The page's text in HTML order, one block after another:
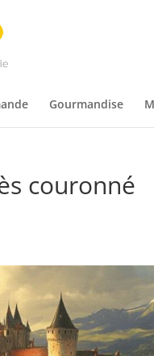
Gourmandise
couronné